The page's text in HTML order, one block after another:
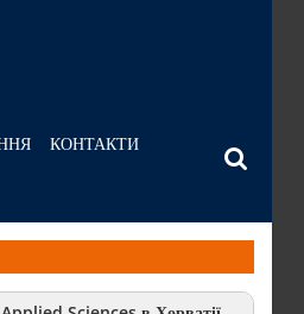
КОНТАКТИ